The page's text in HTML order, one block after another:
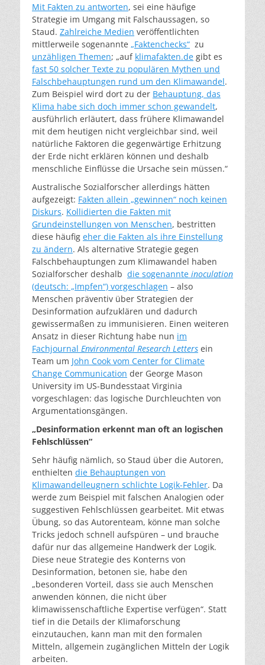
Mit Fakten zu antworten, sei eine häufige
Strategie im Umgang mit Falschaussagen, so
Staud. Zahlreiche Medien veröffentlichten
mittlerweile sogenannte „Faktenchecks“ zu
unzähligen Themen; „auf klimafakten.de gibt es
fast 50 solcher Texte zu populären Mythen und
Falschbehauptungen rund um den Klimawandel.
Zum Beispiel wird dort zu der Behauptung, das
Klima habe sich doch immer schon gewandelt,
ausführlich erläutert, dass frühere Klimawandel
mit dem heutigen nicht vergleichbar sind, weil
natürliche Faktoren die gegenwärtige Erhitzung
der Erde nicht erklären können und deshalb
menschliche Einflüsse die Ursache sein müssen.“
Australische Sozialforscher allerdings hätten
aufgezeigt: Fakten allein „gewinnen“ noch keinen
Diskurs. Kollidierten die Fakten mit
Grundeinstellungen von Menschen, bestritten
diese häufig eher die Fakten als ihre Einstellung
zu ändern. Als alternative Strategie gegen
Falschbehauptungen zum Klimawandel haben
Sozialforscher deshalb die sogenannte inoculation
(deutsch: „Impfen“) vorgeschlagen – also
Menschen präventiv über Strategien der
Desinformation aufzuklären und dadurch
gewissermaßen zu immunisieren. Einen weiteren
Ansatz in dieser Richtung habe nun im
Fachjournal Environmental Research Letters ein
Team um John Cook vom Center for Climate
Change Communication der George Mason
University im US-Bundesstaat Virginia
vorgeschlagen: das logische Durchleuchten von
Argumentationsgängen.
„Desinformation erkennt man oft an logischen
Fehlschlüssen“
Sehr häufig nämlich, so Staud über die Autoren,
enthielten die Behauptungen von
Klimawandelleugnern schlichte Logik-Fehler. Da
werde zum Beispiel mit falschen Analogien oder
suggestiven Fehlschlüssen gearbeitet. Mit etwas
Übung, so das Autorenteam, könne man solche
Tricks jedoch schnell aufspüren – und brauche
dafür nur das allgemeine Handwerk der Logik.
Diese neue Strategie des Konterns von
Desinformation, betonen sie, habe den
„besonderen Vorteil, dass sie auch Menschen
anwenden können, die nicht über
klimawissenschaftliche Expertise verfügen“. Statt
tief in die Details der Klimaforschung
einzutauchen, kann man mit den formalen
Mitteln, allgemein zugänglichen Mitteln der Logik
arbeiten.